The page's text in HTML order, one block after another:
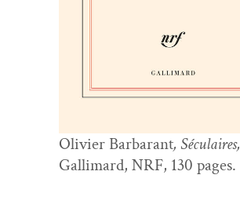
Olivi­er Bar­barant, Sécu­laires,
Gal­li­mard, NRF, 130 pages.